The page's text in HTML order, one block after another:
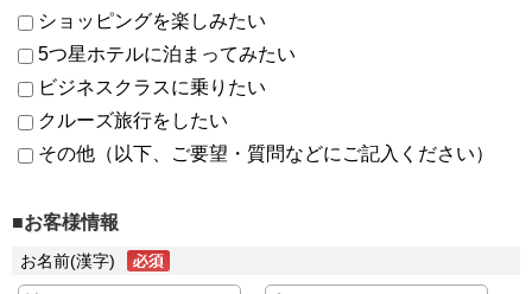
ショッピングを楽しみたい
5つ星ホテルに泊まってみたい
ビジネスクラスに乗りたい
クルーズ旅行をしたい
その他（以下、ご要望・質問などにご記入ください）
■お客様情報
お名前(漢字)